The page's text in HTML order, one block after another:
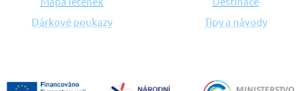
Dárkové poukazy
Tipy a návody